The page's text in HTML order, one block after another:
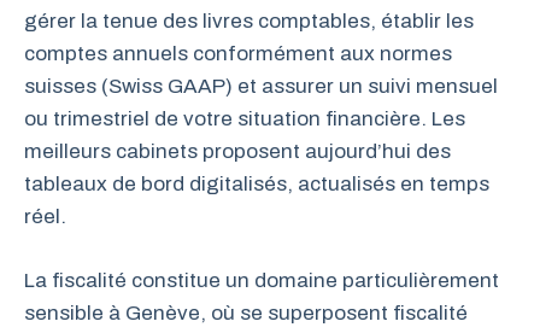
gérer la tenue des livres comptables, établir les
comptes annuels conformément aux normes
suisses (Swiss GAAP) et assurer un suivi mensuel
ou trimestriel de votre situation financière. Les
meilleurs cabinets proposent aujourd’hui des
tableaux de bord digitalisés, actualisés en temps
réel.
La fiscalité constitue un domaine particulièrement
sensible à Genève, où se superposent fiscalité